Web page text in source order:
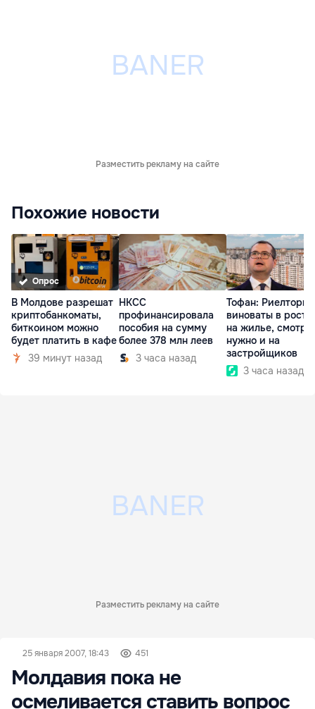
Разместить рекламу на сайте
Похожие новости
Опрос
В Молдове разрешат
криптобанкоматы,
биткоином можно
будет платить в кафе
39 минут назад
НКСС
профинансировала
пособия на сумму
более 378 млн леев
3 часа назад
Тофан: Риелторы
виноваты в росте
на жилье,
нужно и на
застройщиков
3 часа назад
Разместить рекламу на сайте
25 января 2007, 18:43 451
Молдавия пока не
осмеливается ставить вопрос